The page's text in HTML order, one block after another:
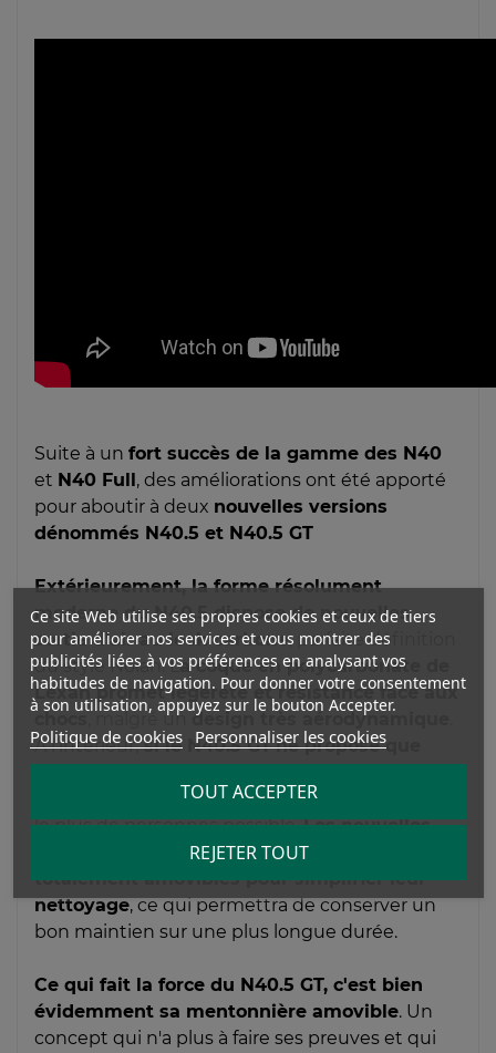
Suite à un fort succès de la gamme des N40
et N40 Full , des améliorations ont été apporté
pour aboutir à deux nouvelles versions
dénommés N40.5 et N40.5 GT
Extérieurement, la forme résolument
moderne du N40.5 dispose de nouvelles
sortie d'air au look carbone, parfaite définition
du style Nolan. La coque en polycarbonate de
Lexan promet légèreté et résistance face aux
, malgré un design très aérodynamique
A l'intérieur,si le N40.5 GT ne propose que
XXSauXXLpour pouvoir coiffer
le plus de personnes possible.Les nouvelles
mousses qui l'équipent sont quand à elles
totalement amovibles pour simplifier leur
nettoyage, ce qui permettra de conserver un
bon maintien sur une plus longue durée.
Ce qui fait la force du N40.5 GT, c'est bien
évidemment sa mentonnière amovible. Un
concept qui n'a plus à faire ses preuves et qui
Ce site Web utilise ses propres cookies et ceux de tiers
pour améliorer nos services et vous montrer des
publicités liées à vos préférences en analysant vos
habitudes de navigation. Pour donner votre consentement
à son utilisation, appuyez sur le bouton Accepter.
Politique de cookies Personnaliser les cookies
REJETER TOUT
TOUT ACCEPTER